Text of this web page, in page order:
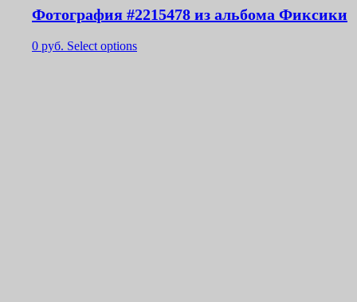
Фотография #2215478 из альбома Фиксики
0 руб. Select options